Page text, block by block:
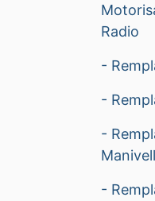
Radio
-
-
-
-